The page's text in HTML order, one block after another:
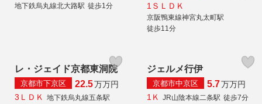
地下鉄烏丸線北大路駅 徒歩1分
1ＳＬＤＫ
京阪鴨東線神宮丸太町駅
徒歩11分
レ・ジェイド京都東洞院
京都市下京区 22.5万万円
3ＬＤＫ 地下鉄烏丸線五条駅
ジェルメ行伊
京都市中京区 5.7万万円
1Ｋ JR山陰本線二条駅 徒歩7分